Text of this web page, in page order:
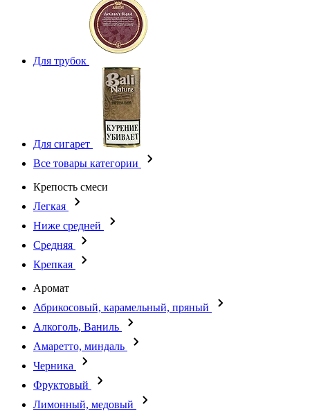
Для трубок
Для сигарет
Все товары категории
Крепость смеси
Легкая
Ниже средней
Средняя
Крепкая
Аромат
Абрикосовый, карамельный, пряный
Алкоголь, Ваниль
Амаретто, миндаль
Черника
Фруктовый
Лимонный, медовый